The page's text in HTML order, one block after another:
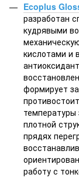
Ecoplus
разработан
кудрявыми
кислотами и
формирует
температуры
плотной
прядях
работу с